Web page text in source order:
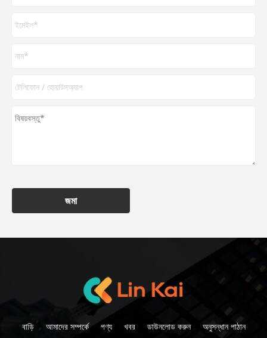
জমা
বাড়ি আমাদের সম্পর্কে পণ্য খবর ডাউনলোড করুন অনুসন্ধান পাঠান